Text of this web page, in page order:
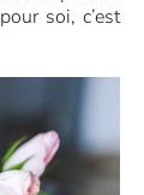
soi, c’est